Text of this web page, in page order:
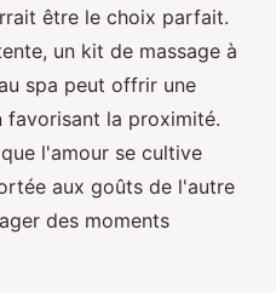
être le choix parfait.
un kit de massage à
spa peut offrir une
favorisant la proximité.
l'amour se cultive
aux goûts de l'autre
des moments